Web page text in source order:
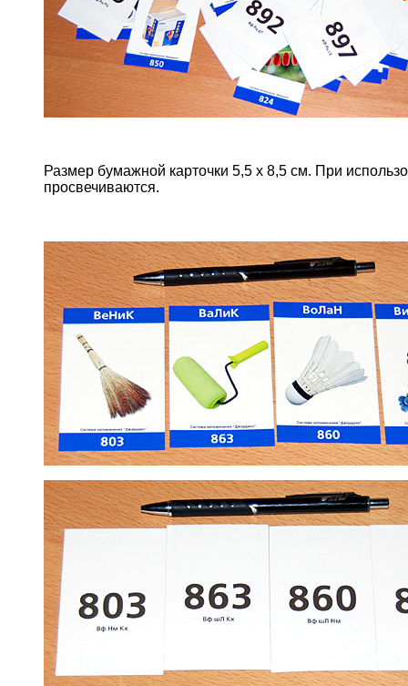
Размер бумажной карточки 5,5 х 8,5 см. При
просвечиваются.